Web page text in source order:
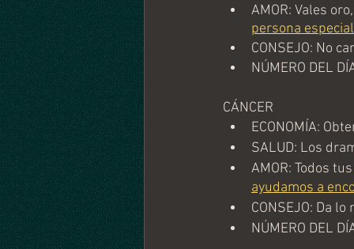
AMOR: Vales
persona
CONSEJO: No
NÚMERO DEL
CÁNCER
ECONOMÍA:
SALUD: Los
AMOR: Todos
ayudamos a
CONSEJO: Da
NÚMERO DEL